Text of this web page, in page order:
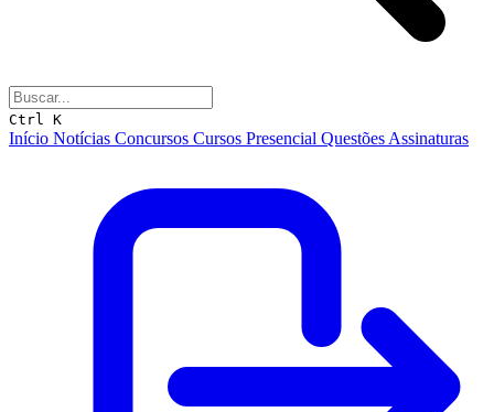
Ctrl K
Início Notícias Concursos Cursos Presencial Questões Assinaturas